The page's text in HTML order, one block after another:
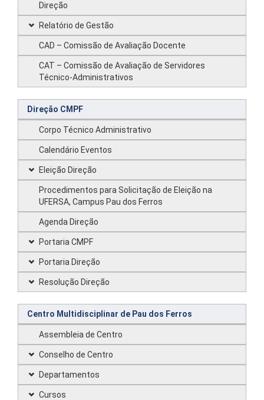
Direção
Relatório de Gestão
CAD – Comissão de Avaliação Docente
CAT – Comissão de Avaliação de Servidores
Técnico-Administrativos
Direção CMPF
Corpo Técnico Administrativo
Calendário Eventos
Eleição Direção
Procedimentos para Solicitação de Eleição na
UFERSA, Campus Pau dos Ferros
Agenda Direção
Portaria CMPF
Portaria Direção
Resolução Direção
Centro Multidisciplinar de Pau dos Ferros
Assembleia de Centro
Conselho de Centro
Departamentos
Cursos